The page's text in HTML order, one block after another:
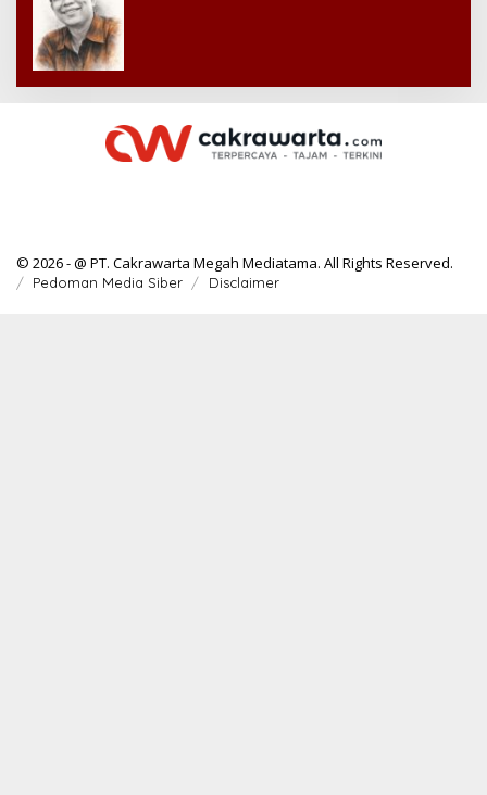
© 2026 - @ PT. Cakrawarta Megah Mediatama. All Rights Reserved.
Pedoman Media Siber Disclaimer